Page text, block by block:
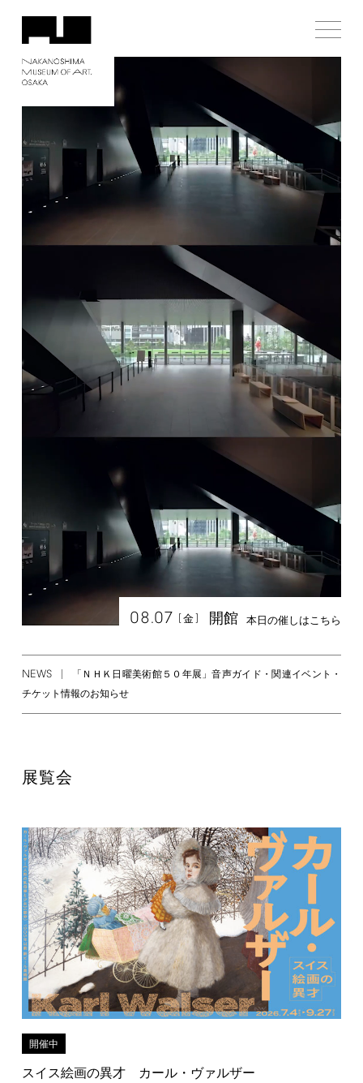
08.07 [金] 開館 本日の催しはこちら
NEWS
「ＮＨＫ日曜美術館５０年展」音声ガイド・関連イベント・
チケット情報のお知らせ
展覧会
開催中
スイス絵画の異才 カール・ヴァルザー